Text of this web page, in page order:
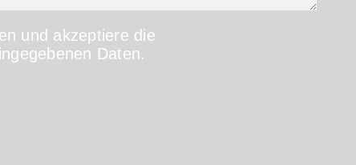
und akzeptiere die
Daten.